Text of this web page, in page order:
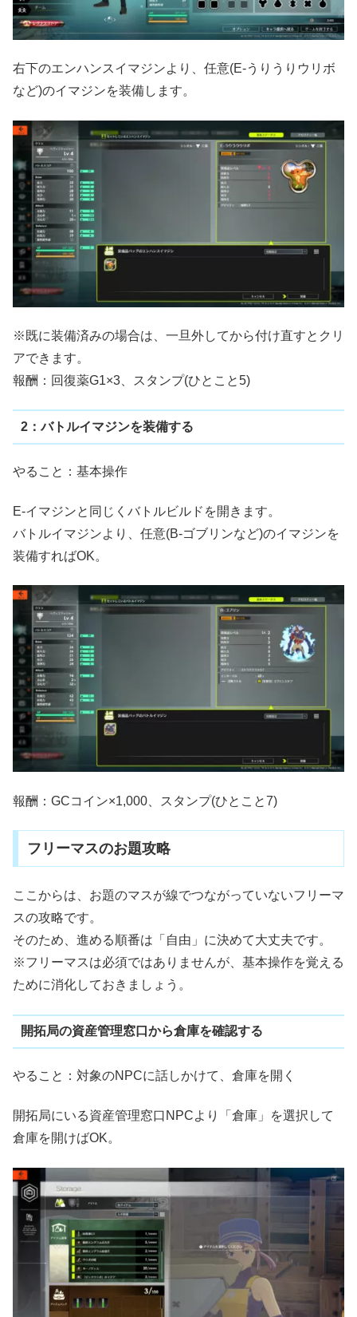
右下のエンハンスイマジンより、任意(E-うりうりウリボ
など)のイマジンを装備します。
※既に装備済みの場合は、一旦外してから付け直すとクリ
アできます。
報酬：回復薬G1×3、スタンプ(ひとこと5)
2：バトルイマジンを装備する
やること：基本操作
E-イマジンと同じくバトルビルドを開きます。
バトルイマジンより、任意(B-ゴブリンなど)のイマジンを
装備すればOK。
報酬：GCコイン×1,000、スタンプ(ひとこと7)
フリーマスのお題攻略
ここからは、お題のマスが線でつながっていないフリーマ
スの攻略です。
そのため、進める順番は「自由」に決めて大丈夫です。
※フリーマスは必須ではありませんが、基本操作を覚える
ために消化しておきましょう。
開拓局の資産管理窓口から倉庫を確認する
やること：対象のNPCに話しかけて、倉庫を開く
開拓局にいる資産管理窓口NPCより「倉庫」を選択して
倉庫を開けばOK。